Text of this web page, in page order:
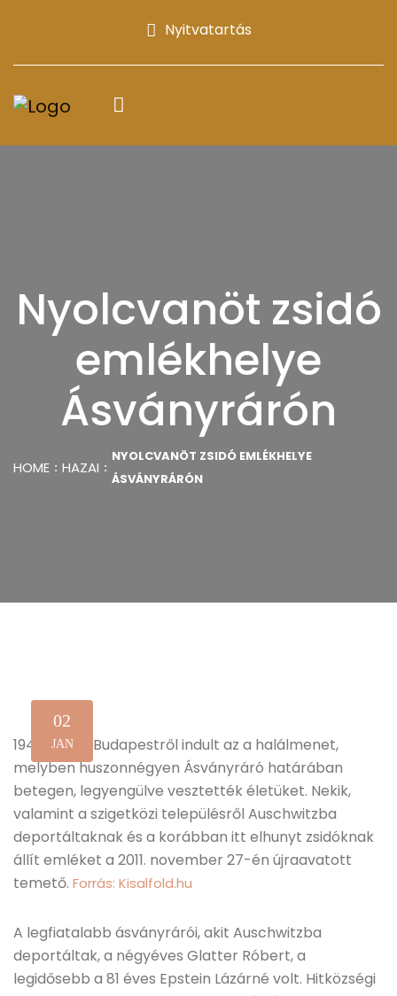
Nyitvatartás
Nyolcvanöt zsidó
emlékhelye
Ásványrárón
HOME HAZAI
NYOLCVANÖT ZSIDÓ EMLÉKHELYE
ÁSVÁNYRÁRÓN
02
JAN
1944 őszén Budapestről indult az a halálmenet,
melyben huszonnégyen Ásványráró határában
betegen, legyengülve vesztették életüket. Nekik,
valamint a szigetközi településről Auschwitzba
deportáltaknak és a korábban itt elhunyt zsidóknak
állít emléket a 2011. november 27-én újraavatott
temető. Forrás: Kisalfold.hu
A legfiatalabb ásványrárói, akit Auschwitzba
deportáltak, a négyéves Glatter Róbert, a
legidősebb a 81 éves Epstein Lázárné volt. Hitközségi